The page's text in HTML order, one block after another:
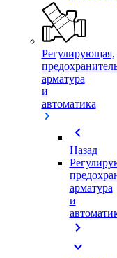
Регулирующая,
арматура
и
автоматика
chevron_left
Назад
арматура
и
chevron_right
expand_more